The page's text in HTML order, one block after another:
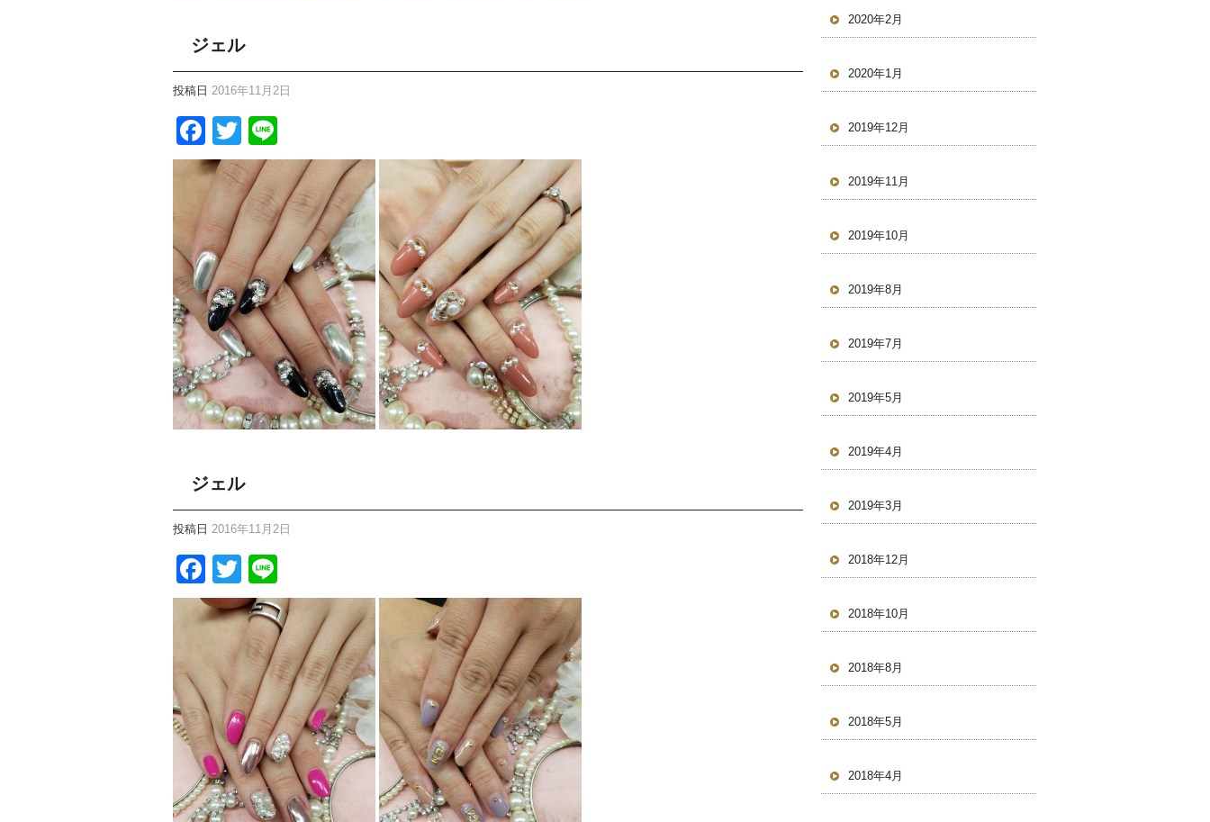
ジェル
投稿日 2016年11月2日
Facebook
Twitter
ジェル
投稿日 2016年11月2日
Facebook
Twitter
2020年2月
2020年1月
2019年12月
2019年11月
2019年10月
2019年8月
2019年7月
2019年5月
2019年4月
2019年3月
2018年12月
2018年10月
2018年8月
2018年5月
2018年4月